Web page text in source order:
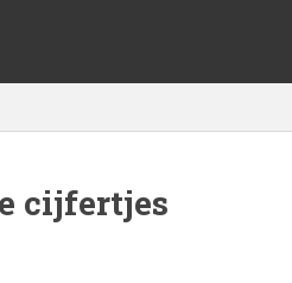
cijfertjes